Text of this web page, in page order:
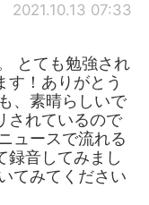
2021.10.13 07:33
とても勉強され
す！ありがとう
、素晴らしいで
されているので
ュースで流れる
録音してみまし
てみてください